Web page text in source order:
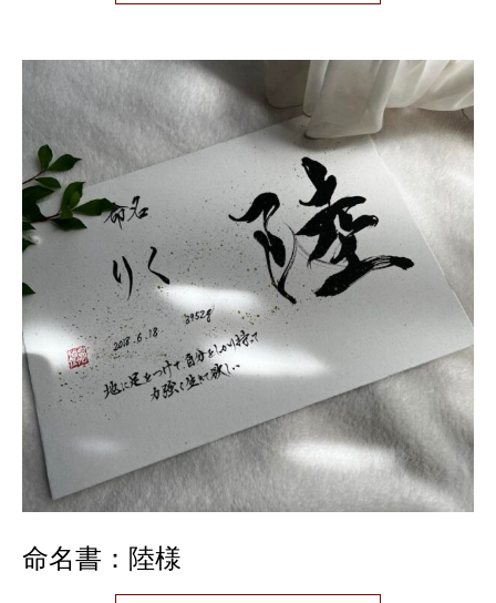
命名書：陸様